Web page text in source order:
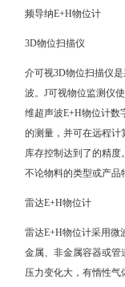
频导纳E+H物位计
3D物位扫描仪
介可视3D物位扫描仪
波。J可视物位监测仪
维超声波E+H物位计数
的测量，并可在远程计
库存控制达到了的精度
不论物料的类型或产品
雷达E+H物位计
雷达E+H物位计采用微
金属、非金属容器或管
压力变化大，有惰性